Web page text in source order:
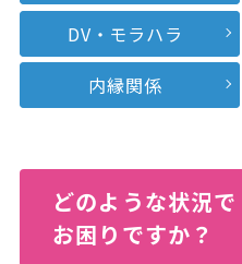
DV・モラハラ
内縁関係
どのような状況で
お困りですか？